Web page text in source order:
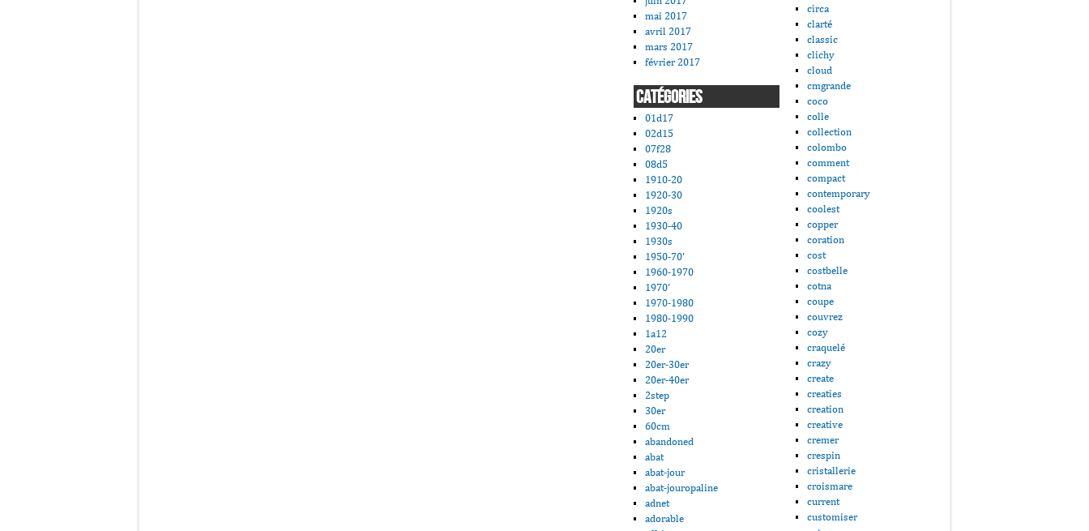
mai 2017
avril 2017
mars 2017
février 2017
CATÉGORIES
01d17
02d15
07f28
08d5
1910-20
1920-30
1920s
1930-40
1930s
1950-70'
1960-1970
1970'
1970-1980
1980-1990
1a12
20er
20er-30er
20er-40er
2step
30er
60cm
abandoned
abat
abat-jour
abat-jouropaline
adnet
adorable
circa
clarté
classic
clichy
cloud
cmgrande
coco
colle
collection
colombo
comment
compact
contemporary
coolest
copper
coration
cost
costbelle
cotna
coupe
couvrez
cozy
craquelé
crazy
create
creaties
creation
creative
cremer
crespin
cristallerie
croismare
current
customiser